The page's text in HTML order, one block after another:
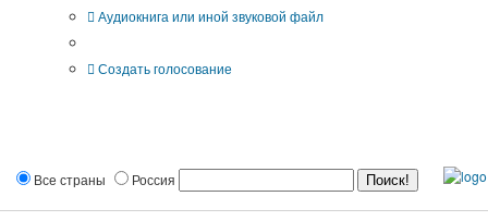
Аудиокнига или иной звуковой файл
Создать голосование
Все страны Россия